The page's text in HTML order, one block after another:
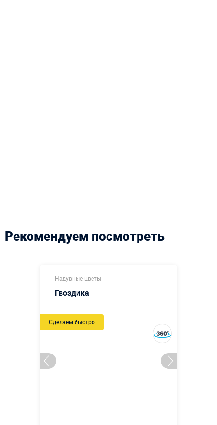
Рекомендуем посмотреть
Надувные цветы
Гвоздика
Сделаем быстро